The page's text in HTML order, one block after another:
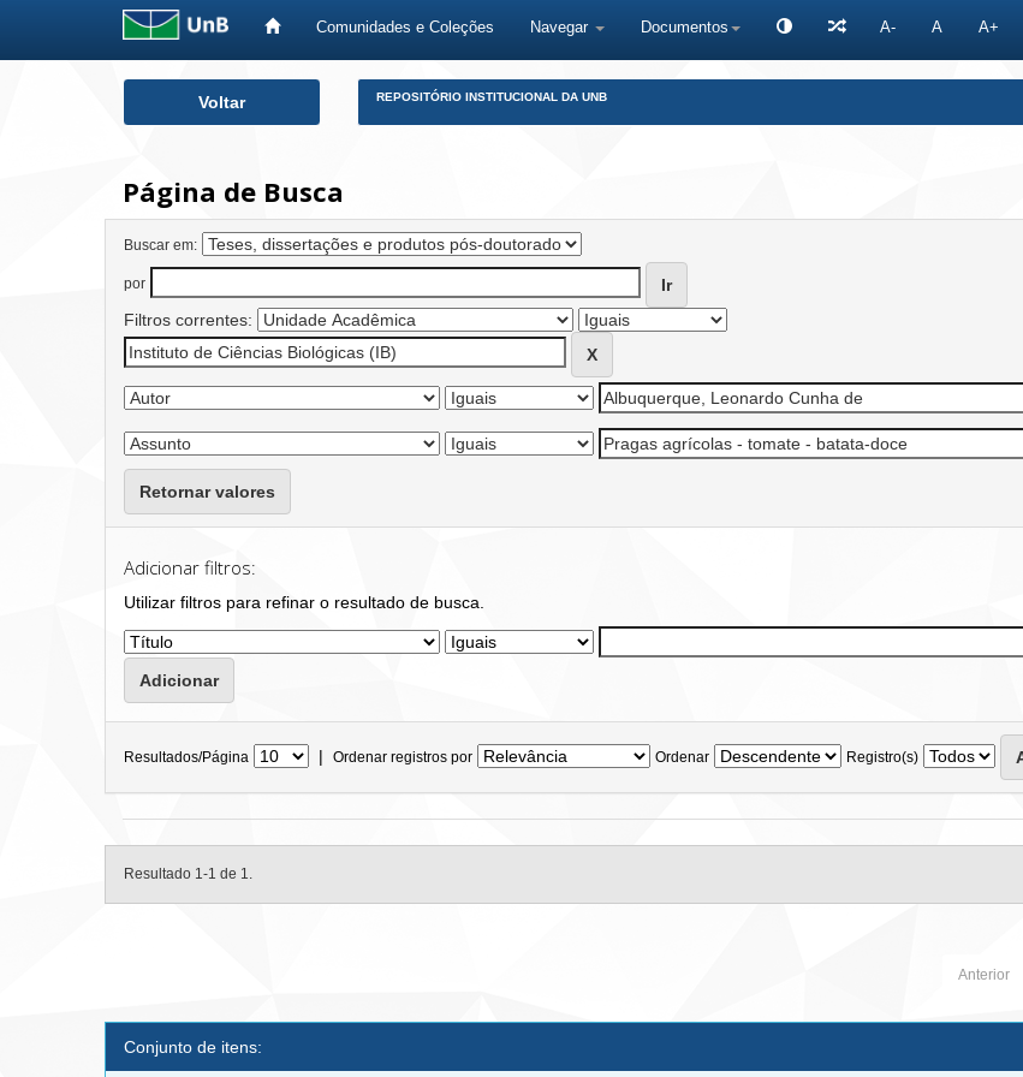
Comunidades e Coleções Navegar Documentos A- A A+
Voltar REPOSITÓRIO INSTITUCIONAL DA UNB
Página de Busca
Buscar em:
por
Filtros correntes:
Retornar valores
Adicionar filtros:
Utilizar filtros para refinar o resultado de busca.
Resultados/Página | Ordenar registros por Ordenar Registro(s)
Resultado 1-1 de 1.
Anterior
Conjunto de itens: